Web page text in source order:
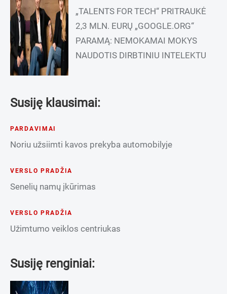
„TALENTS FOR TECH“ PRITRAUKĖ
2,3 MLN. EURŲ „GOOGLE.ORG“
PARAMĄ: NEMOKAMAI MOKYS
NAUDOTIS DIRBTINIU INTELEKTU
Susiję klausimai:
PARDAVIMAI
Noriu užsiimti kavos prekyba automobilyje
VERSLO PRADŽIA
Senelių namų įkūrimas
VERSLO PRADŽIA
Užimtumo veiklos centriukas
Susiję renginiai: